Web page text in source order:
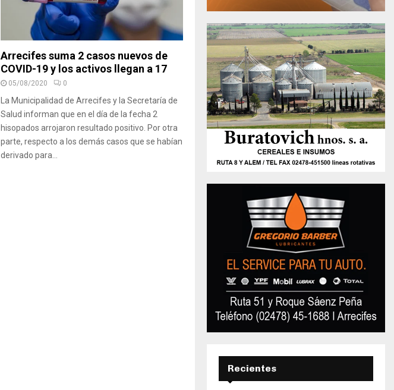
Arrecifes suma 2 casos nuevos de
COVID-19 y los activos llegan a 17
05/08/2020 0
La Municipalidad de Arrecifes y la Secretaría de
Salud informan que en el día de la fecha 2
hisopados arrojaron resultado positivo. Por otra
parte, respecto a los demás casos que se habían
derivado para...
Recientes